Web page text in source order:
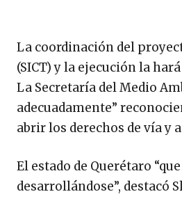
La coordinación del
(SICT) y la ejecución la
La Secretaría del Medio
adecuadamente”
abrir los derechos de vía y
El estado de Querétaro
desarrollándose”, destacó